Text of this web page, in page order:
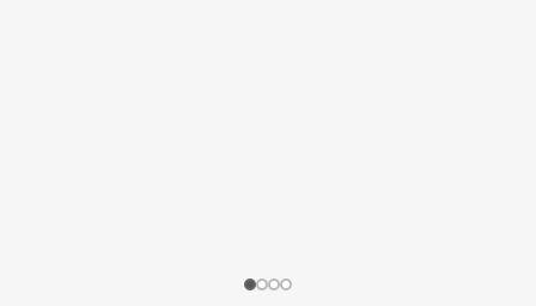
slide_0
slide_current
slide_1
slide_2
slide_3